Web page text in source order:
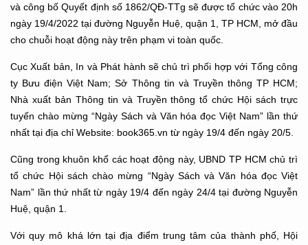
và công bố Quyết định số 1862/QĐ-TTg sẽ được tổ chức vào 20h
ngày 19/4/2022 tại đường Nguyễn Huệ, quận 1, TP HCM, mở đầu
cho chuỗi hoạt động này trên phạm vi toàn quốc.
Cục Xuất bản, In và Phát hành sẽ chủ trì phối hợp với Tổng công
ty Bưu điện Việt Nam; Sở Thông tin và Truyền thông TP HCM;
Nhà xuất bản Thông tin và Truyền thông tổ chức Hội sách trực
tuyến chào mừng “Ngày Sách và Văn hóa đọc Việt Nam” lần thứ
nhất tại địa chỉ Website: book365.vn từ ngày 19/4 đến ngày 20/5.
Cũng trong khuôn khổ các hoạt động này, UBND TP HCM chủ trì
tổ chức Hội sách chào mừng “Ngày Sách và Văn hóa đọc Việt
Nam” lần thứ nhất từ ngày 19/4 đến ngày 24/4 tại đường Nguyễn
Huệ, quận 1.
Với quy mô khá lớn tại địa điểm trung tâm của thành phố, Hội